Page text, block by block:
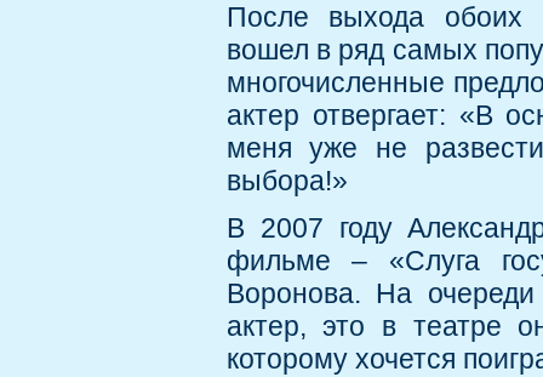
После выхода обоих
вошел в ряд самых
многочисленные
актер отвергает: «В
меня уже не
выбора!»
В 2007 году
фильме – «Слуга
Воронова. На
актер, это в театре
которому хочется